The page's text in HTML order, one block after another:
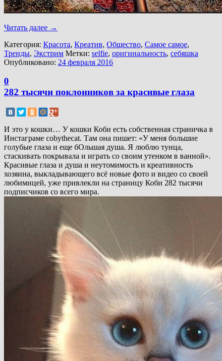
Читать далее →
Категория: Красота, Креатив, Общество, Самое самое,
Тренды, Экстрим Метки: selfie, оригинальность, себяшка
Опубликовано: 24 февраля 2016
0
282 тысячи поклонников за красивые глаза
И это у кошки… У кошки Коби есть собственная страничка в
Инстаграме cobythecat. Там она пишет: «У меня большие
голубые глаза и еще бОльшая душа. Я люблю тунца,
стаскивать покрывала и играть со своим утенком в ванной».
Красивые глаза и душа и неутомимость и креативность
хозяина, выкладывающего всё новые фото и видео со своей
любимицей, уже привлекли на страницу Коби 282 тысячи
подписчиков со всего мира.